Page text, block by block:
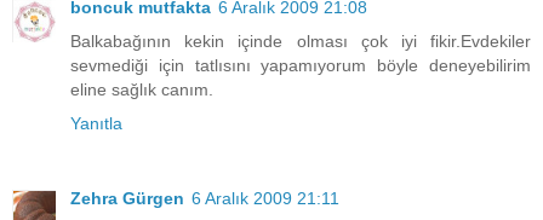
boncuk mutfakta 6 Aralık 2009 21:08
Balkabağının kekin içinde olması çok iyi fikir.Evdekiler
sevmediği için tatlısını yapamıyorum böyle deneyebilirim
eline sağlık canım.
Yanıtla
Zehra Gürgen 6 Aralık 2009 21:11